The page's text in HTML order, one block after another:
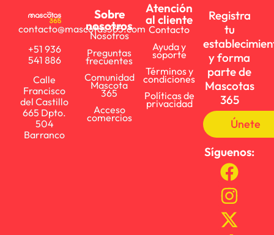
contacto@mascotas365.com
+51 936
541 886
Calle
Francisco
del Castillo
665 Dpto.
504
Barranco
Sobre
nosotros
Nosotros
Preguntas
frecuentes
Comunidad
Mascota
365
Acceso
comercios
Atención
al cliente
Contacto
Ayuda y
soporte
Términos y
condiciones
Políticas de
privacidad
Registra
tu
y forma
parte de
Mascotas
365
Únete
Síguenos: